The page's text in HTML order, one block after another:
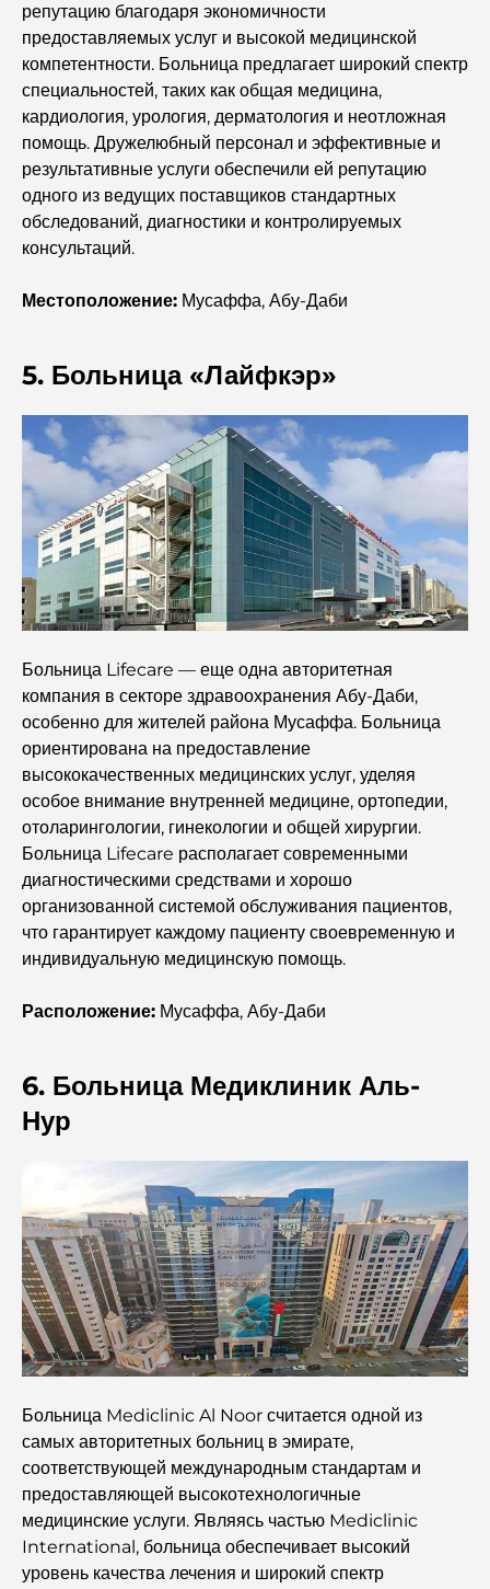
Прибрежные жилые комплексы в Дубае: роскошная
жизнь у моря.
Лучшие стейк-рестораны Дубая: путеводитель для
любителей мяса.
Лучшие банки Дубая для экспатов: полное руководство
по банковским услугам
Самая дорогая страна в мире: глобальный рейтинг
окрестностях.
Лучшие торговые центры Дубая для шопинга и
развлечений.
Чем заняться в DIFC: исследуйте самый динамичный
район Дубая.
Кредитные карты в ОАЭ: полное руководство по
разумным тратам
Больница в DIFC: Медицинское обслуживание
мирового класса в Дубае.
Фитнес-центры в DIFC: где фитнес сочетается с
деловым образом жизни.
Самый редкий автомобиль в мире: автомобильные
легенды, неподвластные цене.
Торговые платформы в ОАЭ: руководство для
сочетается с отдыхом.
руководство для родителей
Генеральный план развития района Dubai Hills:
концепция современной жизни в жилом комплексе.
Ресторан «Дубайская опера»: место, где изысканная
кухня встречается с культурой.
Самые дорогие бренды костюмов, определяющие
понятие роскошного пошива.
Рестораны на пляже J1: новое роскошное место для
Самые дорогие часы Rolex, когда-либо проданные.
Детский сад в районе Dubai Hills: руководство для
родителей
репутацию благодаря экономичности
предоставляемых услуг и высокой медицинской
компетентности. Больница предлагает широкий спектр
специальностей, таких как общая медицина,
кардиология, урология, дерматология и неотложная
помощь. Дружелюбный персонал и эффективные и
результативные услуги обеспечили ей репутацию
одного из ведущих поставщиков стандартных
обследований, диагностики и контролируемых
консультаций.
Местоположение: Мусаффа, Абу-Даби
5. Больница «Лайфкэр»
Больница Lifecare — еще одна авторитетная
компания в секторе здравоохранения Абу-Даби,
особенно для жителей района Мусаффа. Больница
ориентирована на предоставление
высококачественных медицинских услуг, уделяя
особое внимание внутренней медицине, ортопедии,
отоларингологии, гинекологии и общей хирургии.
Больница Lifecare располагает современными
диагностическими средствами и хорошо
организованной системой обслуживания пациентов,
что гарантирует каждому пациенту своевременную и
индивидуальную медицинскую помощь.
Расположение: Мусаффа, Абу-Даби
6. Больница Медиклиник Аль-
Нур
Больница Mediclinic Al Noor считается одной из
самых авторитетных больниц в эмирате,
соответствующей международным стандартам и
предоставляющей высокотехнологичные
медицинские услуги. Являясь частью Mediclinic
International, больница обеспечивает высокий
уровень качества лечения и широкий спектр